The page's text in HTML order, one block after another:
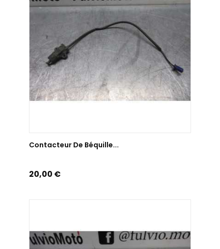
Contacteur De Béquille...
Prix
20,00 €